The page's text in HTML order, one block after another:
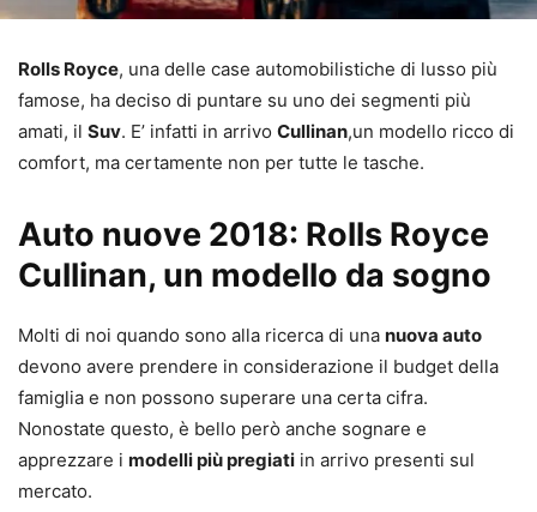
Rolls Royce, una delle case automobilistiche di lusso più
famose, ha deciso di puntare su uno dei segmenti più
amati, il Suv. E’ infatti in arrivo Cullinan,un modello ricco di
comfort, ma certamente non per tutte le tasche.
Auto nuove 2018: Rolls Royce
Cullinan, un modello da sogno
Molti di noi quando sono alla ricerca di una nuova auto
devono avere prendere in considerazione il budget della
famiglia e non possono superare una certa cifra.
Nonostate questo, è bello però anche sognare e
apprezzare i modelli più pregiati in arrivo presenti sul
mercato.